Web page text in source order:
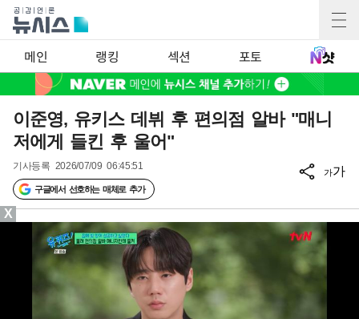
메인 랭킹 섹션 포토
이준영, 유키스 데뷔 후 편의점 알바 "매니
저에게 들킨 후 울어"
기사등록 2026/07/09 06:45:51
구글에서 선호하는 매체로 추가
가가
X